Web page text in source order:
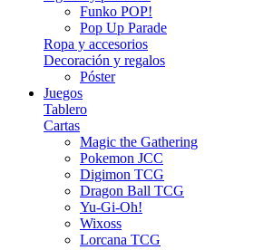
Funko POP!
Pop Up Parade
Ropa y accesorios
Decoración y regalos
Póster
Juegos
Tablero
Cartas
Magic the Gathering
Pokemon JCC
Digimon TCG
Dragon Ball TCG
Yu-Gi-Oh!
Wixoss
Lorcana TCG